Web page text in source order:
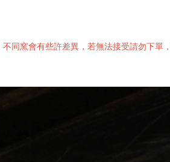
同窯會有些許差異，若無法接受請勿下單